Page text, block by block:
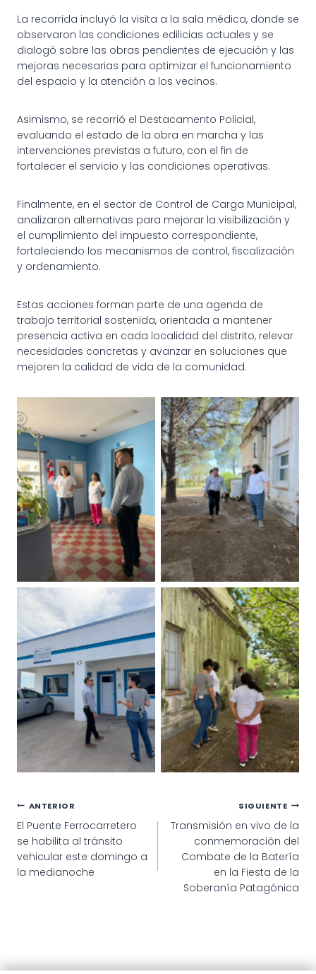
La recorrida incluyó la visita a la sala médica, donde se
observaron las condiciones edilicias actuales y se
dialogó sobre las obras pendientes de ejecución y las
mejoras necesarias para optimizar el funcionamiento
del espacio y la atención a los vecinos.
Asimismo, se recorrió el Destacamento Policial,
evaluando el estado de la obra en marcha y las
intervenciones previstas a futuro, con el fin de
fortalecer el servicio y las condiciones operativas.
Finalmente, en el sector de Control de Carga Municipal,
analizaron alternativas para mejorar la visibilización y
el cumplimiento del impuesto correspondiente,
fortaleciendo los mecanismos de control, fiscalización
y ordenamiento.
Estas acciones forman parte de una agenda de
trabajo territorial sostenida, orientada a mantener
presencia activa en cada localidad del distrito, relevar
necesidades concretas y avanzar en soluciones que
mejoren la calidad de vida de la comunidad.
Navegación
de
entradas
ANTERIOR
El Puente Ferrocarretero
se habilita al tránsito
vehicular este domingo a
la medianoche
SIGUIENTE
Transmisión en vivo de la
conmemoración del
Combate de la Batería
en la Fiesta de la
Soberanía Patagónica